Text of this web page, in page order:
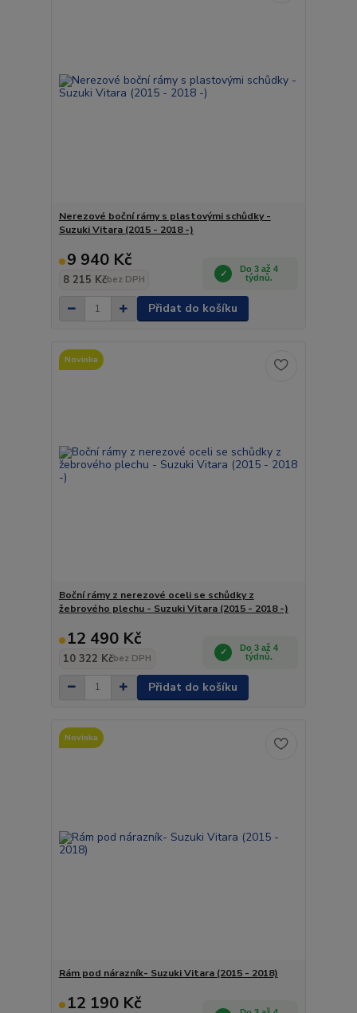
Nerezové boční rámy s plastovými schůdky -
Suzuki Vitara (2015 - 2018 -)
9 940 Kč
8 215 Kčbez DPH
Do 3 až 4
týdnů.
Přidat do košíku
Novinka
Boční rámy z nerezové oceli se schůdky z
žebrového plechu - Suzuki Vitara (2015 - 2018 -)
12 490 Kč
10 322 Kčbez DPH
Do 3 až 4
týdnů.
Přidat do košíku
Novinka
Rám pod nárazník- Suzuki Vitara (2015 - 2018)
12 190 Kč